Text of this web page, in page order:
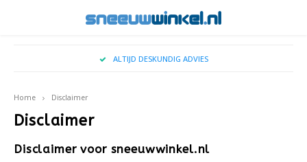
Hoofdmenu / sneeuw
Decoratie Sneeuw
Sneeuwdeken
Hoofdmenu / vallende sneeuw
Indoor sneeuwval
Outdoor sneeuwval
Hoofdmenu / sprays
Sneeuwspray
Vorst Spray
Hoofdmenu / echte sneeuw
Toepassingen
Soorten sneeuw
Hoofdmenu / sneeuw op locatie
Wintereffecten voor Film & Televisie
Locaties & Entrees
Hoofdmenu / kerstboom sneeuw kopen
Nederlands
ALTIJD DESKUNDIG ADVIES
Home Disclaimer
Disclaimer
Disclaimer voor sneeuwwinkel.nl